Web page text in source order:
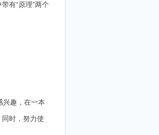
有“原理”两个
兴趣，在一本
时，努力使